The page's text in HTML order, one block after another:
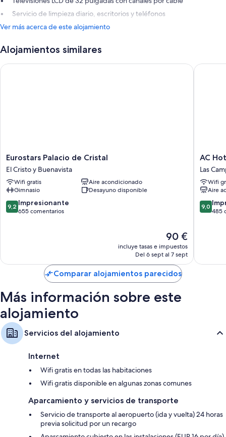
Servicio de limpieza diario, escritorios y teléfonos
Ver más acerca de este alojamiento
Alojamientos similares
Eurostars
Palacio
de
Cristal
El
Cristo
y
Eurostars Palacio de Cristal
El Cristo y Buenavista
Wifi gratis
Aire acondicionado
Gimnasio
Desayuno disponible
9.2
sobre
9,2 Impresionante
655 comentarios
El
precio
actual
de
90 €
90 €
incluye tasas e impuestos
Del 6 sept al 7 sept
Eurostars Palacio de Cristal
AC
Hotel
Oviedo
Fórum
by
Marriott
Las
AC
Las
Wifi
Aire
9.0
sobre
9,0
485
AC
Comparar alojamientos parecidos
Más información sobre este
alojamiento
Servicios del alojamiento
Internet
Wifi gratis en todas las habitaciones
Wifi gratis disponible en algunas zonas comunes
Aparcamiento y servicios de transporte
Servicio de transporte al aeropuerto (ida y vuelta) 24 horas
previa solicitud por un recargo